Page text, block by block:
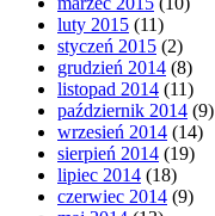
luty 2015 (11)
styczeń 2015 (2)
grudzień 2014 (8)
listopad 2014 (11)
październik 2014 (9)
wrzesień 2014 (14)
sierpień 2014 (19)
lipiec 2014 (18)
czerwiec 2014 (9)